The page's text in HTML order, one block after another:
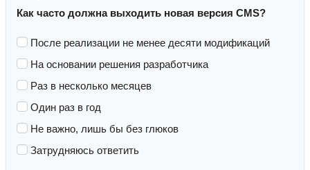
Как часто должна выходить новая версия CMS?
После реализации не менее десяти модификаций
На основании решения разработчика
Раз в несколько месяцев
Один раз в год
Не важно, лишь бы без глюков
Затрудняюсь ответить